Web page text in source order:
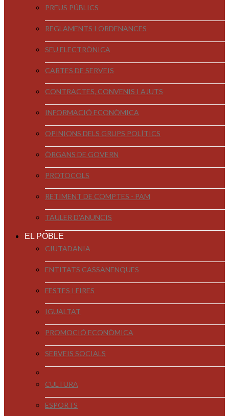
PREUS PÚBLICS
REGLAMENTS I ORDENANCES
SEU ELECTRÒNICA
CARTES DE SERVEIS
CONTRACTES, CONVENIS I AJUTS
INFORMACIÓ ECONÒMICA
OPINIONS DELS GRUPS POLÍTICS
ÒRGANS DE GOVERN
PROTOCOLS
RETIMENT DE COMPTES - PAM
TAULER D'ANUNCIS
EL POBLE
CIUTADANIA
ENTITATS CASSANENQUES
FESTES I FIRES
IGUALTAT
PROMOCIÓ ECONÒMICA
SERVEIS SOCIALS
CULTURA
ESPORTS